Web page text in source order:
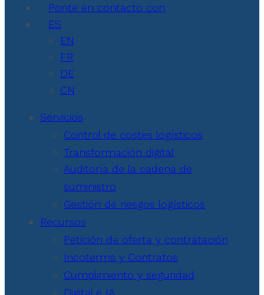
Ponte en contacto con
ES
EN
FR
DE
CN
Servicios
Control de costes logísticos
Transformación digital
Auditoría de la cadena de
suministro
Gestión de riesgos logísticos
Recursos
Petición de oferta y contratación
Incoterms y Contratos
Cumplimiento y seguridad
Digital e IA